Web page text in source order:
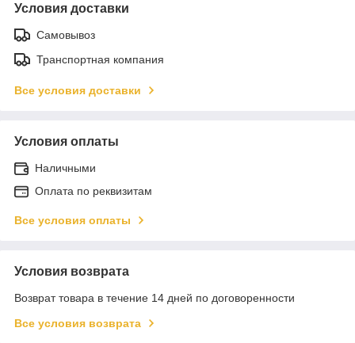
Условия доставки
Самовывоз
Транспортная компания
Все условия доставки
Условия оплаты
Наличными
Оплата по реквизитам
Все условия оплаты
Условия возврата
Возврат товара в течение 14 дней по договоренности
Все условия возврата